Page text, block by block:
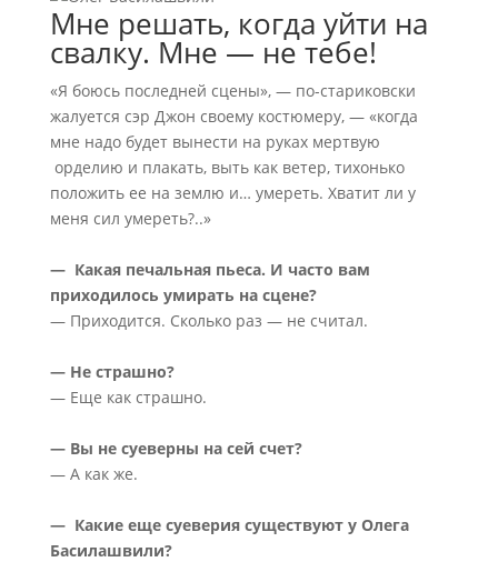
Мне решать, когда уйти на
свалку. Мне — не тебе!
«Я боюсь последней сцены», — по-стариковски
жалуется сэр Джон своему костюмеру, — «когда
мне надо будет вынести на руках мертвую
орделию и плакать, выть как ветер, тихонько
положить ее на землю и… умереть. Хватит ли у
меня сил умереть?..»
— Какая печальная пьеса. И часто вам
приходилось умирать на сцене?
— Приходится. Сколько раз — не считал.
— Не страшно?
— Еще как страшно.
— Вы не суеверны на сей счет?
— А как же.
— Какие еще суеверия существуют у Олега
Басилашвили?